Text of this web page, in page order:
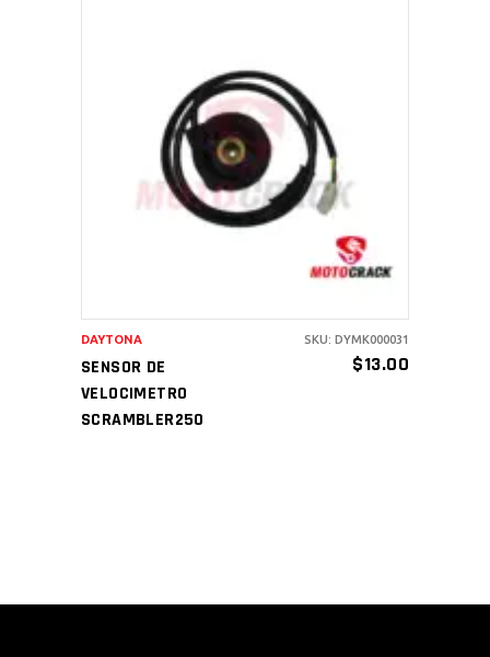
AÑADIR AL CARRITO
SENSOR DE
VELOCIMETRO
SCRAMBLER250
$13.00
DAYTONA SKU: DYMK000031